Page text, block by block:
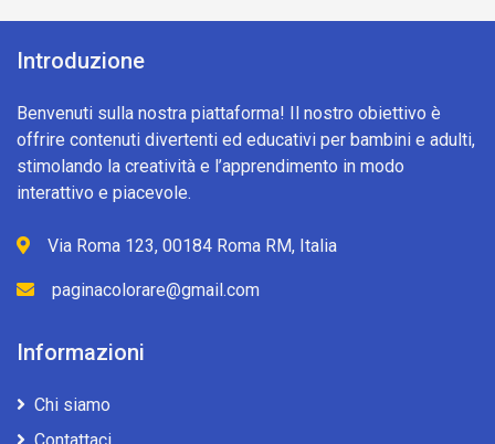
Introduzione
Benvenuti sulla nostra piattaforma! Il nostro obiettivo è
offrire contenuti divertenti ed educativi per bambini e adulti,
stimolando la creatività e l’apprendimento in modo
interattivo e piacevole.
Via Roma 123, 00184 Roma RM, Italia
paginacolorare@gmail.com
Informazioni
Chi siamo
Contattaci